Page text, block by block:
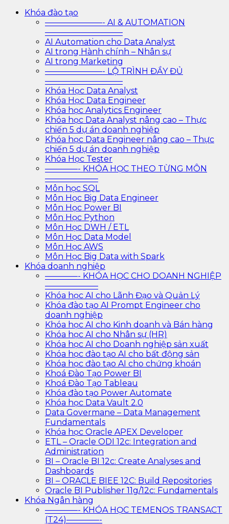
Khóa đào tạo
———————- AI & AUTOMATION
—————————–
AI Automation cho Data Analyst
AI trong Hành chính – Nhân sự
AI trong Marketing
———————- LỘ TRÌNH ĐẦY ĐỦ
—————————–
Khóa Học Data Analyst
Khóa Học Data Engineer
Khóa học Analytics Engineer
Khóa học Data Analyst nâng cao – Thực
chiến 5 dự án doanh nghiệp
Khóa học Data Engineer nâng cao – Thực
chiến 5 dự án doanh nghiệp
Khóa Học Tester
————- KHÓA HỌC THEO TỪNG MÔN
——————–
Môn học SQL
Môn Học Big Data Engineer
Môn Học Power BI
Môn Học Python
Môn Học DWH / ETL
Môn Học Data Model
Môn Học AWS
Môn Học Big Data with Spark
Khóa doanh nghiệp
————- KHÓA HỌC CHO DOANH NGHIỆP
——————–
Khóa học AI cho Lãnh Đạo và Quản Lý
Khóa đào tạo AI Prompt Engineer cho
doanh nghiệp
Khóa học AI cho Kinh doanh và Bán hàng
Khóa học AI cho Nhân sự (HR)
Khóa học AI cho Doanh nghiệp sản xuất
Khóa học đào tạo AI cho bất động sản
Khóa học đào tạo AI cho chứng khoán
Khoá Đào Tạo Power BI
Khoá Đào Tạo Tableau
Khóa đào tạo Power Automate
Khóa học Data Vault 2.0
Data Govermane – Data Management
Fundamentals
Khóa học Oracle APEX Developer
ETL – Oracle ODI 12c: Integration and
Administration
BI – Oracle BI 12c: Create Analyses and
Dashboards
BI – ORACLE BIEE 12C: Build Repositories
Oracle BI Publisher 11g/12c: Fundamentals
Khóa Ngân hàng
————- KHÓA HỌC TEMENOS TRANSACT
(T24)————-